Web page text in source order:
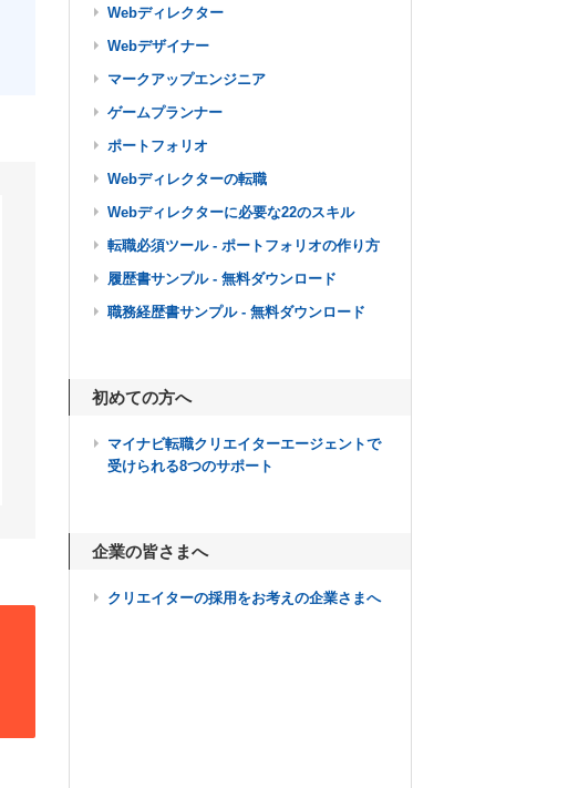
Webディレクター
Webデザイナー
マークアップエンジニア
ゲームプランナー
ポートフォリオ
Webディレクターの転職
Webディレクターに必要な22のスキル
転職必須ツール - ポートフォリオの作り方
履歴書サンプル - 無料ダウンロード
職務経歴書サンプル - 無料ダウンロード
初めての方へ
マイナビ転職クリエイターエージェントで
受けられる8つのサポート
企業の皆さまへ
クリエイターの採用をお考えの企業さまへ